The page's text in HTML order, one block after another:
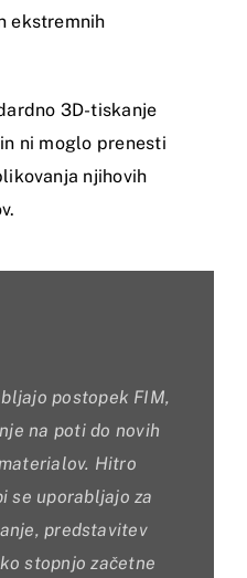
ekstremnih
3D-tiskanje
ni moglo prenesti
njihovih
postopek FIM,
na poti do novih
Hitro
se uporabljajo za
predstavitev
stopnjo začetne